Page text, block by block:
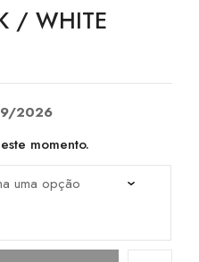
/ WHITE
2026
momento.